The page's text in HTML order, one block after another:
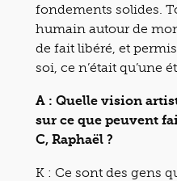
fondements solides.
humain autour de
de fait libéré, et
soi, ce n’était qu’une
A : Quelle vision
sur ce que peuvent
C, Raphaël ?
K : Ce sont des gens